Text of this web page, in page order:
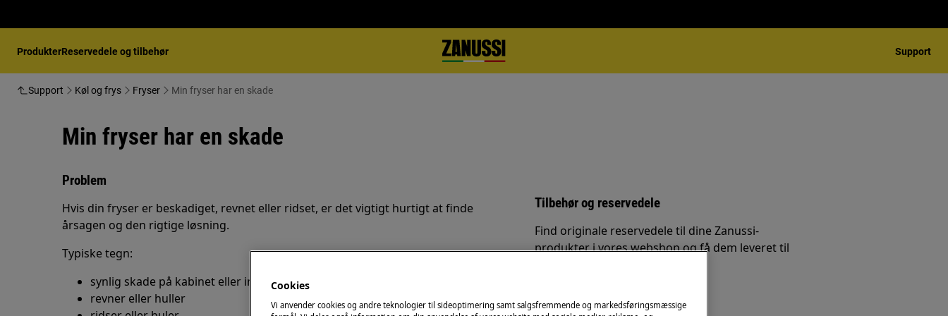
ProdukterReservedele og tilbehør Support
Support Køl og frys Fryser Min fryser har en skade
Min fryser har en skade
Problem
Hvis din fryser er beskadiget, revnet eller ridset, er det vigtigt hurtigt at finde
årsagen og den rigtige løsning.
Typiske tegn:
synlig skade på kabinet eller indvendigt
revner eller huller
Tilbehør og reservedele
Find originale reservedele til dine Zanussi-
produkter i vores webshop og få dem leveret til
Til webshop
Cookies
Vi anvender cookies og andre teknologier til sideoptimering samt salgsfremmende og markedsføringsmæssige